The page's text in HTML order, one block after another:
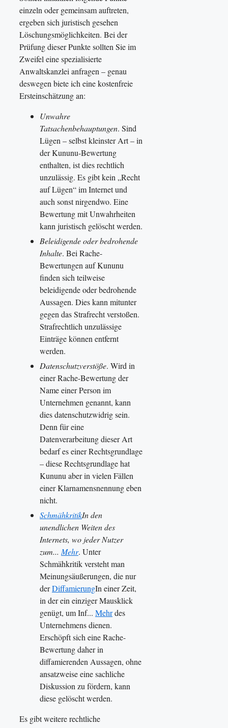
einzeln oder gemeinsam auftreten,
ergeben sich juristisch gesehen
Löschungsmöglichkeiten. Bei der
Prüfung dieser Punkte sollten Sie im
Zweifel eine spezialisierte
Anwaltskanzlei anfragen – genau
deswegen biete ich eine kostenfreie
Ersteinschätzung an:
Unwahre
Tatsachenbehauptungen. Sind
Lügen – selbst kleinster Art – in
der Kununu-Bewertung
enthalten, ist dies rechtlich
unzulässig. Es gibt kein „Recht
auf Lügen“ im Internet und
auch sonst nirgendwo. Eine
Bewertung mit Unwahrheiten
kann juristisch gelöscht werden.
Beleidigende oder bedrohende
Inhalte. Bei Rache-
Bewertungen auf Kununu
finden sich teilweise
beleidigende oder bedrohende
Aussagen. Dies kann mitunter
gegen das Strafrecht verstoßen.
Strafrechtlich unzulässige
Einträge können entfernt
werden.
Datenschutzverstöße. Wird in
einer Rache-Bewertung der
Name einer Person im
Unternehmen genannt, kann
dies datenschutzwidrig sein.
Denn für eine
Datenverarbeitung dieser Art
bedarf es einer Rechtsgrundlage
– diese Rechtsgrundlage hat
Kununu aber in vielen Fällen
einer Klarnamensnennung eben
nicht.
SchmähkritikIn den
unendlichen Weiten des
Internets, wo jeder Nutzer
zum...Mehr. Unter
Schmähkritik versteht man
Meinungsäußerungen, die nur
derDiffamierungIn einer Zeit,
in der ein einziger Mausklick
genügt, um Inf... Mehrdes
Unternehmens dienen.
Erschöpft sich eine Rache-
Bewertung daher in
diffamierenden Aussagen, ohne
ansatzweise eine sachliche
Diskussion zu fördern, kann
diese gelöscht werden.
Es gibt weitere rechtliche